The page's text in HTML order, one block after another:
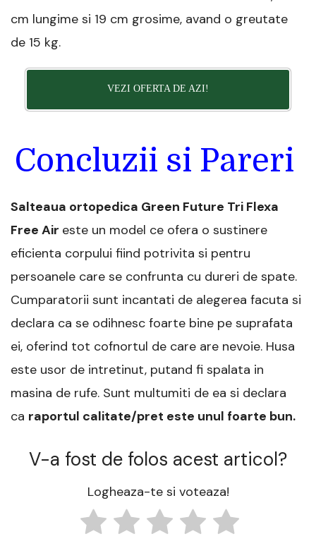
cm lungime si 19 cm grosime, avand o greutate
de 15 kg.
VEZI OFERTA DE AZI!
Concluzii si Pareri
Salteaua ortopedica Green Future Tri Flexa
Free Air este un model ce ofera o sustinere
eficienta corpului fiind potrivita si pentru
persoanele care se confrunta cu dureri de spate.
Cumparatorii sunt incantati de alegerea facuta si
declara ca se odihnesc foarte bine pe suprafata
ei, oferind tot cofnortul de care are nevoie. Husa
este usor de intretinut, putand fi spalata in
masina de rufe. Sunt multumiti de ea si declara
ca raportul calitate/pret este unul foarte bun.
V-a fost de folos acest articol?
Logheaza-te si voteaza!